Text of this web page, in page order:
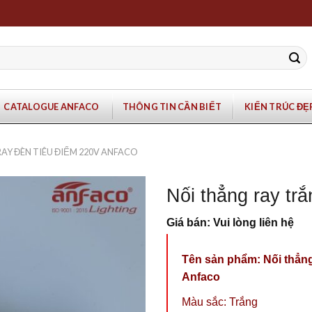
CATALOGUE ANFACO THÔNG TIN CẦN BIẾT KIẾN TRÚC
ĐÈN TIÊU ĐIỂM 220V ANFACO
Nối thẳng ray
Giá bán: Vui lòng liên hệ
Tên sản phẩm: Nối
Anfaco
Màu sắc: Trắng